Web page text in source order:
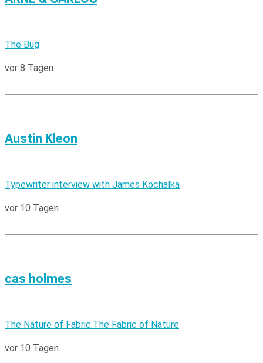
The Bug
vor 8 Tagen
Austin Kleon
Typewriter interview with James Kochalka
vor 10 Tagen
cas holmes
The Nature of Fabric:The Fabric of Nature
vor 10 Tagen